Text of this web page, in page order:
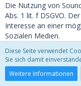
Die Nutzung von
Abs. 1 lit. f DSGVO.
Interesse an einer
Sozialen Medien.
Weitere Informationen
Datenschutzerklärung
https://
Diese Seite verwendet
Sie sich damit
Weitere Informationen